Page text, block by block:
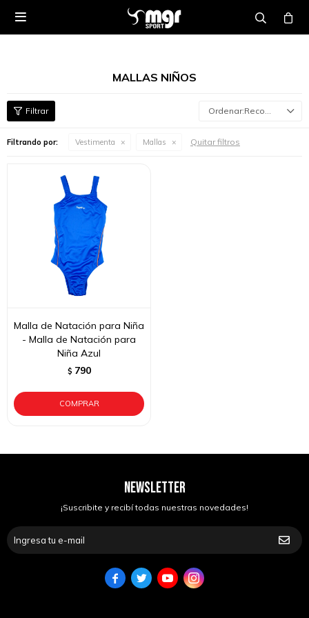

MALLAS NIÑOS
Recomendados
Filtrando por: Vestimenta Mallas Quitar filtros
Malla de Natación para Niña
- Malla de Natación para
Niña Azul
$ 790
NEWSLETTER
¡Suscribite y recibí todas nuestras novedades!
   